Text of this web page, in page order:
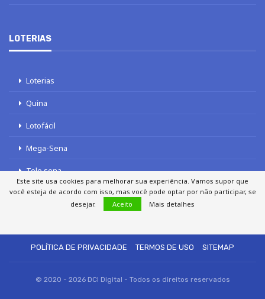
LOTERIAS
Loterias
Quina
Lotofácil
Mega-Sena
Tele sena
POLÍTICA DE PRIVACIDADE
TERMOS DE USO SITEMAP
© 2020 - 2026 DCI Digital - Todos os direitos reservados
Este site usa cookies para melhorar sua experiência. Vamos supor que
você esteja de acordo com isso, mas você pode optar por não participar, se
desejar.
Aceito Mais detalhes